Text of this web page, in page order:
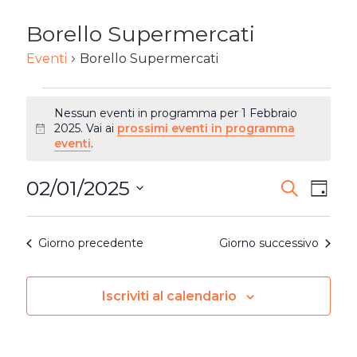
Borello Supermercati
Eventi Borello Supermercati
EVENTI
FOR
FEBBRAIO
2025
Notice
Nessun eventi in programma per 1 Febbraio
2025. Vai ai prossimi eventi in programma
eventi.
EVENTI
E
VISTE
Cerca
02/01/2025
Seleziona
la Giorno precedente Giorno successivo
Iscriviti al calendario